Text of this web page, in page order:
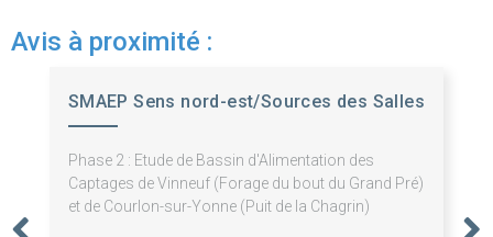
Avis à proximité :
SMAEP Sens nord-est/Sources des Salles
Phase 2 : Etude de Bassin d'Alimentation des
Captages de Vinneuf (Forage du bout du Grand Pré)
et de Courlon-sur-Yonne (Puit de la Chagrin)